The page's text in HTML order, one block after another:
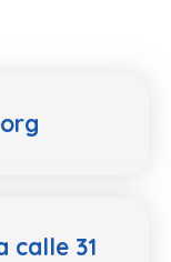
calle 31